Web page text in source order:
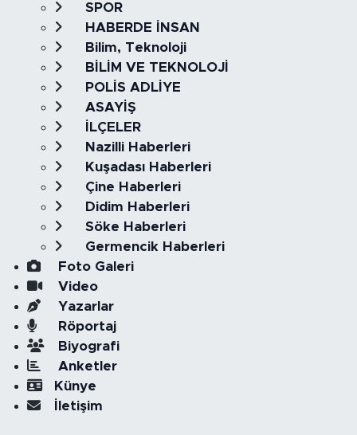
SPOR
HABERDE İNSAN
Bilim, Teknoloji
BİLİM VE TEKNOLOJİ
POLİS ADLİYE
ASAYİŞ
İLÇELER
Nazilli Haberleri
Kuşadası Haberleri
Çine Haberleri
Didim Haberleri
Söke Haberleri
Germencik Haberleri
Foto Galeri
Video
Yazarlar
Röportaj
Biyografi
Anketler
Künye
İletişim